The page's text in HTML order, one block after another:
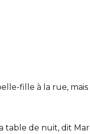
fille à la rue,
table de nuit, dit